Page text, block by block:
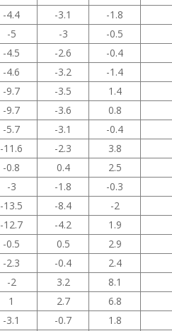
-4.4 -3.1
-1.8
-5 -3
-0.5
-4.5 -2.6
-0.4
-4.6 -3.2
-1.4
-9.7 -3.5
1.4
-9.7 -3.6
0.8
-5.7 -3.1
-0.4
-11.6 -2.3
3.8
-0.8 0.4
2.5
-3 -1.8
-0.3
-13.5 -8.4
-2
-12.7 -4.2
1.9
-0.5 0.5
2.9
-2.3 -0.4
2.4
-2 3.2
8.1
1 2.7
6.8
-3.1 -0.7
1.8